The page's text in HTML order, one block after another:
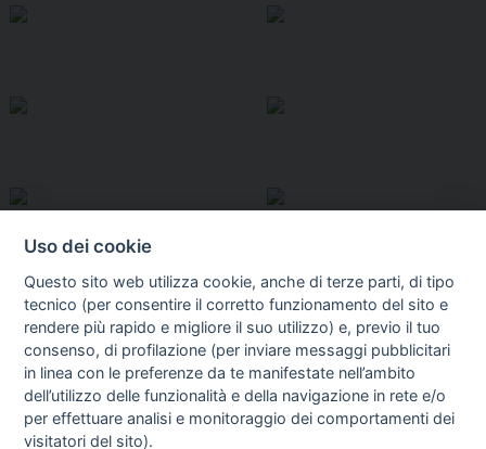
I libri Vedi tutti
Uso dei cookie
Questo sito web utilizza cookie, anche di terze parti, di tipo
tecnico (per consentire il corretto funzionamento del sito e
rendere più rapido e migliore il suo utilizzo) e, previo il tuo
consenso, di profilazione (per inviare messaggi pubblicitari
in linea con le preferenze da te manifestate nell’ambito
dell’utilizzo delle funzionalità e della navigazione in rete e/o
per effettuare analisi e monitoraggio dei comportamenti dei
visitatori del sito).